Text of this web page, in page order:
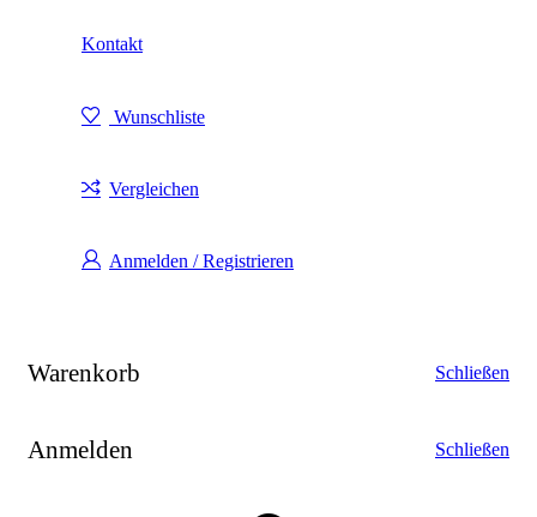
Kontakt
Wunschliste
Vergleichen
Anmelden / Registrieren
Warenkorb Schließen
Anmelden Schließen